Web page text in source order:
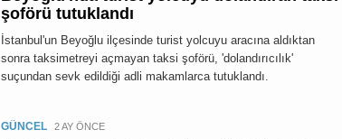
şoförü tutuklandı
İstanbul'un Beyoğlu ilçesinde turist yolcuyu aracına aldıktan
sonra taksimetreyi açmayan taksi şoförü, 'dolandırıcılık'
suçundan sevk edildiği adli makamlarca tutuklandı.
GÜNCEL 2 AY ÖNCE